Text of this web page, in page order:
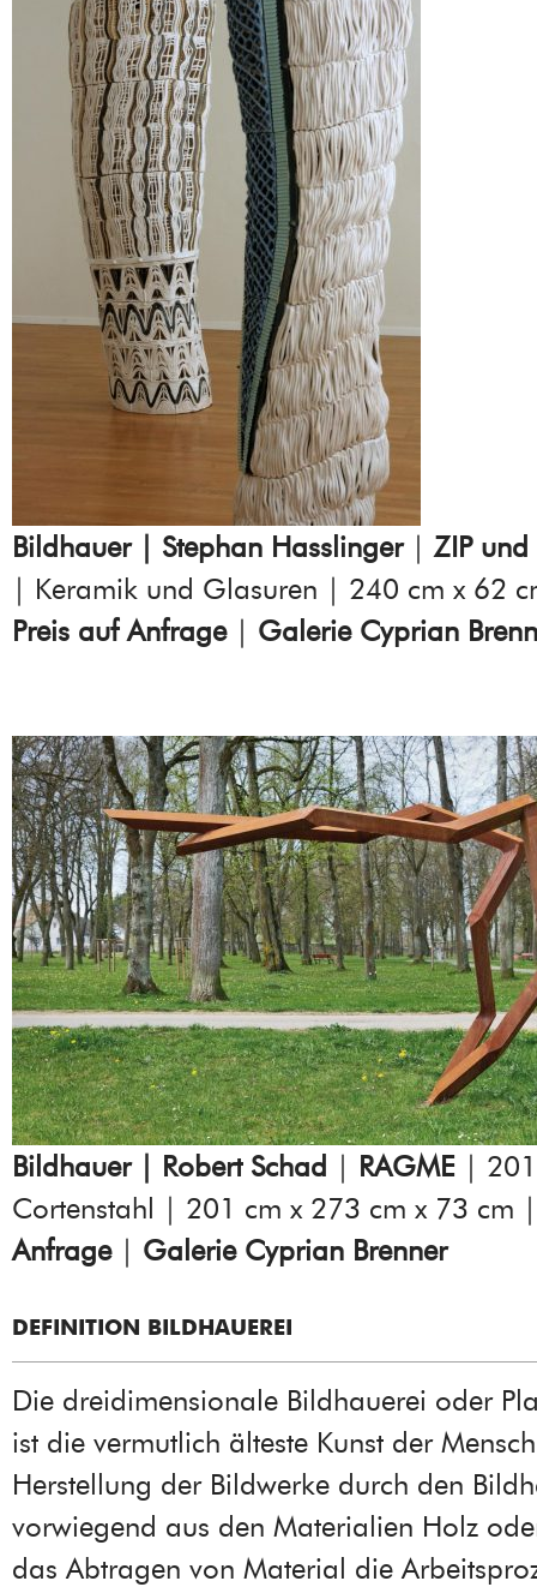
Bildhauer | Stephan Hasslinger|ZIP
| Keramik und Glasuren | 240 cm x 62
Preis auf Anfrage| Galerie Cyprian
Bildhauer | Robert Schad | RAGME |
Cortenstahl | 201 cm x 273 cm x 73 cm
Anfrage| Galerie Cyprian Brenner
DEFINITION BILDHAUEREI
Die dreidimensionale Bildhauerei oder
ist die vermutlich älteste Kunst der
Herstellung der Bildwerke durch den
vorwiegend aus den Materialien Holz
das Abtragen von Material die